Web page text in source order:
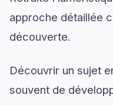
approche détaillée
découverte.
Découvrir un sujet
souvent de